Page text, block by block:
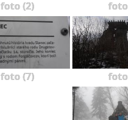
foto (2)
foto (7)